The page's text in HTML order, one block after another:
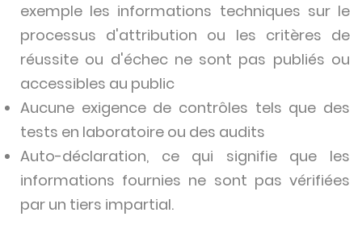
exemple les informations techniques sur le
processus d'attribution ou les critères de
réussite ou d'échec ne sont pas publiés ou
accessibles au public
Aucune exigence de contrôles tels que des
tests en laboratoire ou des audits
Auto-déclaration, ce qui signifie que les
informations fournies ne sont pas vérifiées
par un tiers impartial.